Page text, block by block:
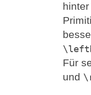
hinter
Für
und